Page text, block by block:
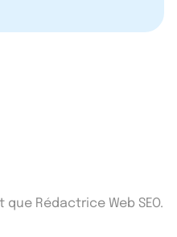
Rédactrice Web SEO.